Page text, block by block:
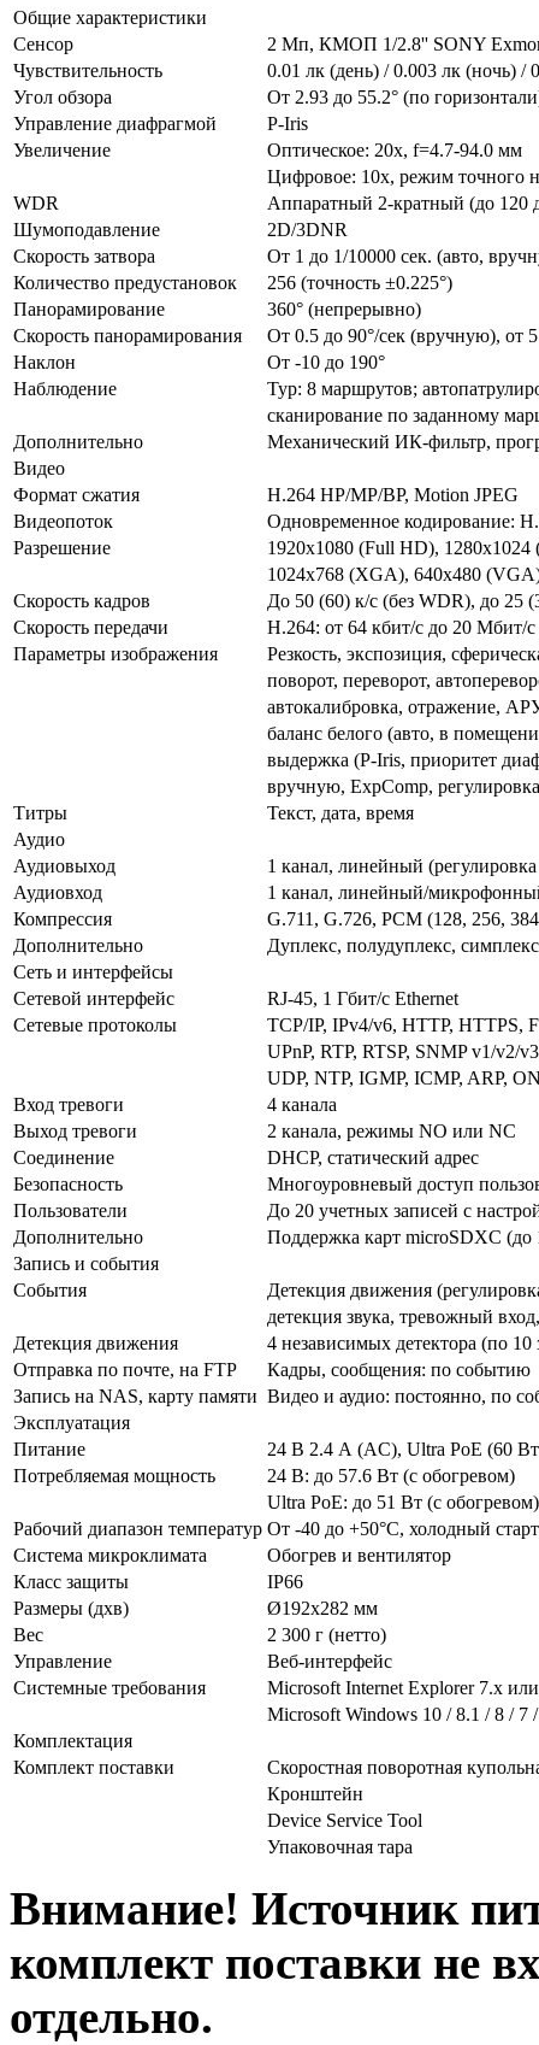
Общие характеристики
Сенсор
2 Мп, КМОП 1/2.8'' SONY
Чувствительность
0.01 лк (день) / 0.003 лк (ночь) /
Угол обзора
От 2.93 до 55.2° (по
Управление диафрагмой
P-Iris
Увеличение
Оптическое: 20х, f=4.7-94.0 мм
Цифровое: 10х, режим точного
WDR
Аппаратный 2-кратный (до 120
Шумоподавление
2D/3DNR
Скорость затвора
От 1 до 1/10000 сек. (авто,
Количество предустановок
256 (точность ±0.225°)
Панорамирование
360° (непрерывно)
Скорость панорамирования
От 0.5 до 90°/сек (вручную), от
Наклон
От -10 до 190°
Наблюдение
Тур: 8 маршрутов;
сканирование по заданному
Дополнительно
Механический ИК-фильтр,
Видео
Формат сжатия
H.264 HP/MP/BP, Motion JPEG
Видеопоток
Одновременное кодирование:
Разрешение
1920x1080 (Full HD),
1024x768 (XGA), 640x480
Скорость кадров
До 50 (60) к/с (без WDR), до 25
Скорость передачи
Н.264: от 64 кбит/с до 20
Параметры изображения
Резкость, экспозиция,
поворот, переворот,
автокалибровка, отражение,
баланс белого (авто, в
выдержка (P-Iris, приоритет
вручную, ExpComp,
Титры
Текст, дата, время
Аудио
Аудиовыход
1 канал, линейный
Аудиовход
1 канал, линейный/
Компрессия
G.711, G.726, PCM (128, 256,
Дополнительно
Дуплекс, полудуплекс, симплекс
Сеть и интерфейсы
Сетевой интерфейс
RJ-45, 1 Гбит/с Ethernet
Сетевые протоколы
TCP/IP, IPv4/v6, HTTP, HTTPS,
UPnP, RTP, RTSP, SNMP v1/v2/
UDP, NTP, IGMP, ICMP, ARP,
Вход тревоги
4 канала
Выход тревоги
2 канала, режимы NO или NC
Соединение
DHCP, статический адрес
Безопасность
Многоуровневый доступ
Пользователи
До 20 учетных записей с
Дополнительно
Поддержка карт microSDXC (до
Запись и события
События
Детекция движения
детекция звука, тревожный
Детекция движения
4 независимых детектора (по
Отправка по почте, на FTP
Кадры, сообщения: по событию
Запись на NAS, карту памяти Видео и аудио: постоянно, по
Эксплуатация
Питание
24 В 2.4 А (AC), Ultra PoE (60
Потребляемая мощность
24 В: до 57.6 Вт (с обогревом)
Ultra PoE: до 51 Вт (с обогревом)
Рабочий диапазон температур От -40 до +50°С, холодный старт
Система микроклимата
Обогрев и вентилятор
Класс защиты
IP66
Размеры (дхв)
Ø192х282 мм
Вес
2 300 г (нетто)
Управление
Веб-интерфейс
Системные требования
Microsoft Internet Explorer 7.x
Microsoft Windows 10 / 8.1 / 8 / 7
Комплектация
Комплект поставки
Скоростная поворотная
Кронштейн
Device Service Tool
Упаковочная тара
Внимание! Источник
комплект поставки не
отдельно.